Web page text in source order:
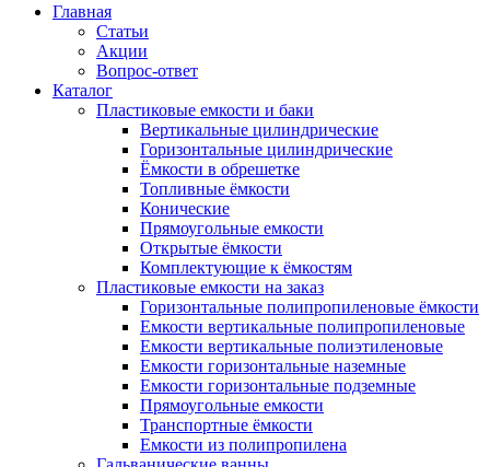
Главная
Статьи
Акции
Вопрос-ответ
Каталог
Пластиковые емкости и баки
Вертикальные цилиндрические
Горизонтальные цилиндрические
Ёмкости в обрешетке
Топливные ёмкости
Конические
Прямоугольные емкости
Открытые ёмкости
Комплектующие к ёмкостям
Пластиковые емкости на заказ
Горизонтальные полипропиленовые ёмкости
Емкости вертикальные полипропиленовые
Емкости вертикальные полиэтиленовые
Емкости горизонтальные наземные
Емкости горизонтальные подземные
Прямоугольные емкости
Транспортные ёмкости
Емкости из полипропилена